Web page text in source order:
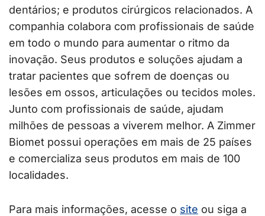
dentários; e produtos cirúrgicos relacionados. A
companhia colabora com profissionais de saúde
em todo o mundo para aumentar o ritmo da
inovação. Seus produtos e soluções ajudam a
tratar pacientes que sofrem de doenças ou
lesões em ossos, articulações ou tecidos moles.
Junto com profissionais de saúde, ajudam
milhões de pessoas a viverem melhor. A Zimmer
Biomet possui operações em mais de 25 países
e comercializa seus produtos em mais de 100
localidades.
Para mais informações, acesse o site ou siga a